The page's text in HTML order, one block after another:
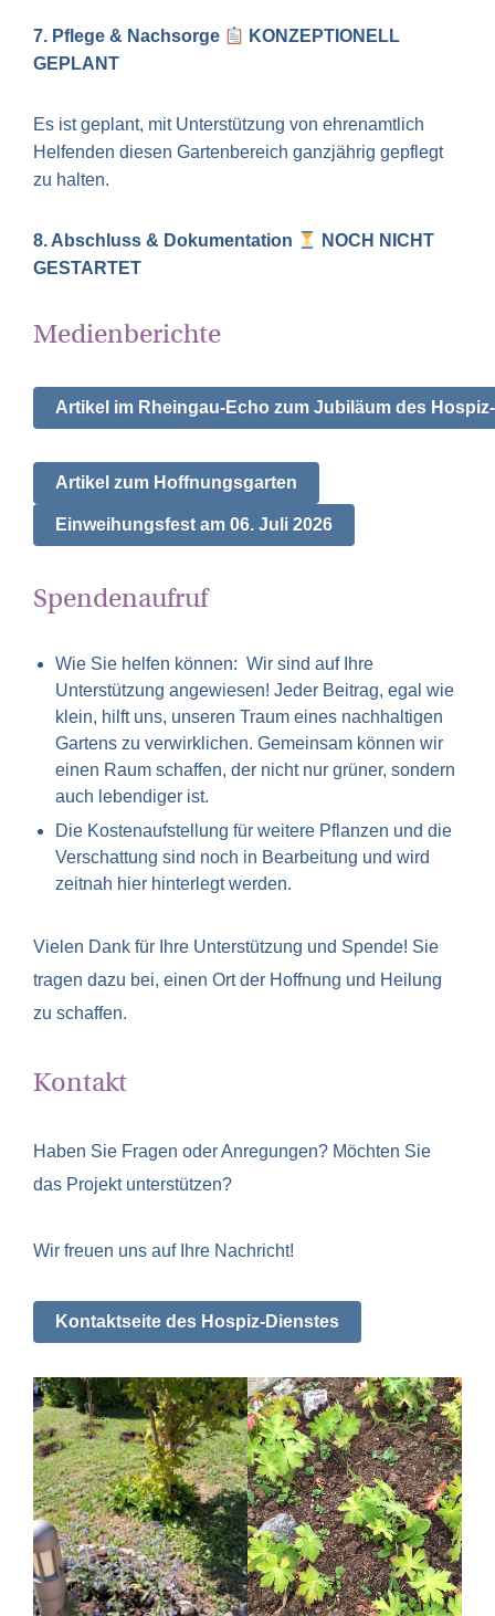
7. Pflege & Nachsorge
KONZEPTIONELL
GEPLANT
Es ist geplant, mit Unterstützung von ehrenamtlich
Helfenden diesen Gartenbereich ganzjährig gepflegt
zu halten.
8. Abschluss & Dokumentation
NOCH NICHT
GESTARTET
Medienberichte
Artikel im Rheingau-Echo zum Jubiläum des
Artikel zum Hoffnungsgarten
Einweihungsfest am 06. Juli 2026
Spendenaufruf
Wie Sie helfen können: Wir sind auf Ihre
Unterstützung angewiesen! Jeder Beitrag, egal wie
klein, hilft uns, unseren Traum eines nachhaltigen
Gartens zu verwirklichen. Gemeinsam können wir
einen Raum schaffen, der nicht nur grüner, sondern
auch lebendiger ist.
Die Kostenaufstellung für weitere Pflanzen und die
Verschattung sind noch in Bearbeitung und wird
zeitnah hier hinterlegt werden.
Vielen Dank für Ihre Unterstützung und Spende! Sie
tragen dazu bei, einen Ort der Hoffnung und Heilung
zu schaffen.
Kontakt
Haben Sie Fragen oder Anregungen? Möchten Sie
das Projekt unterstützen?
Wir freuen uns auf Ihre Nachricht!
Kontaktseite des Hospiz-Dienstes